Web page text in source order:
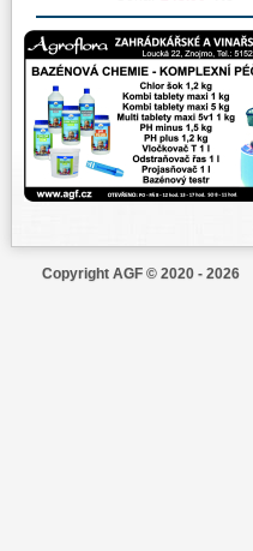
Copyright AGF © 2020 - 2026